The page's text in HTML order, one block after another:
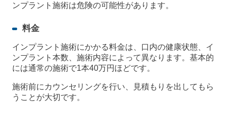
ンプラント施術は危険の可能性があります。
料金
インプラント施術にかかる料金は、口内の健康状態、イ
ンプラント本数、施術内容によって異なります。基本的
には通常の施術で1本40万円ほどです。
施術前にカウンセリングを行い、見積もりを出してもら
うことが大切です。